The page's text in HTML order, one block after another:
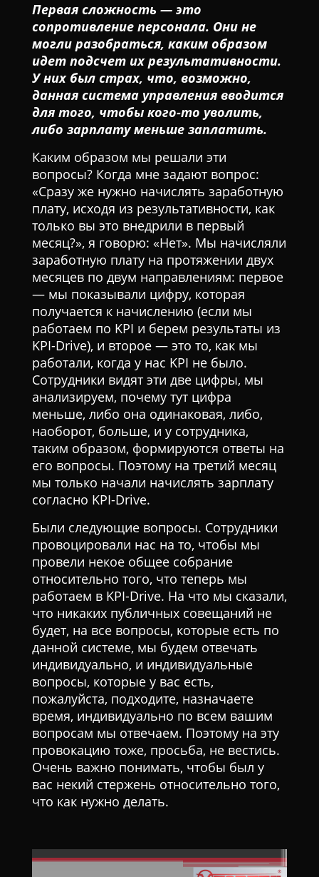
Первая сложность — это
сопротивление персонала. Они не
могли разобраться, каким образом
идет подсчет их результативности.
У них был страх, что, возможно,
данная система управления вводится
для того, чтобы кого-то уволить,
либо зарплату меньше заплатить.
Каким образом мы решали эти
вопросы? Когда мне задают вопрос:
«Сразу же нужно начислять заработную
плату, исходя из результативности, как
только вы это внедрили в первый
месяц?», я говорю: «Нет». Мы начисляли
заработную плату на протяжении двух
месяцев по двум направлениям: первое
— мы показывали цифру, которая
получается к начислению (если мы
работаем по KPI и берем результаты из
KPI-Drive), и второе — это то, как мы
работали, когда у нас KPI не было.
Сотрудники видят эти две цифры, мы
анализируем, почему тут цифра
меньше, либо она одинаковая, либо,
наоборот, больше, и у сотрудника,
таким образом, формируются ответы на
его вопросы. Поэтому на третий месяц
мы только начали начислять зарплату
согласно KPI-Drive.
Были следующие вопросы. Сотрудники
провоцировали нас на то, чтобы мы
провели некое общее собрание
относительно того, что теперь мы
работаем в KPI-Drive. На что мы сказали,
что никаких публичных совещаний не
будет, на все вопросы, которые есть по
данной системе, мы будем отвечать
индивидуально, и индивидуальные
вопросы, которые у вас есть,
пожалуйста, подходите, назначаете
время, индивидуально по всем вашим
вопросам мы отвечаем. Поэтому на эту
провокацию тоже, просьба, не вестись.
Очень важно понимать, чтобы был у
вас некий стержень относительно того,
что как нужно делать.